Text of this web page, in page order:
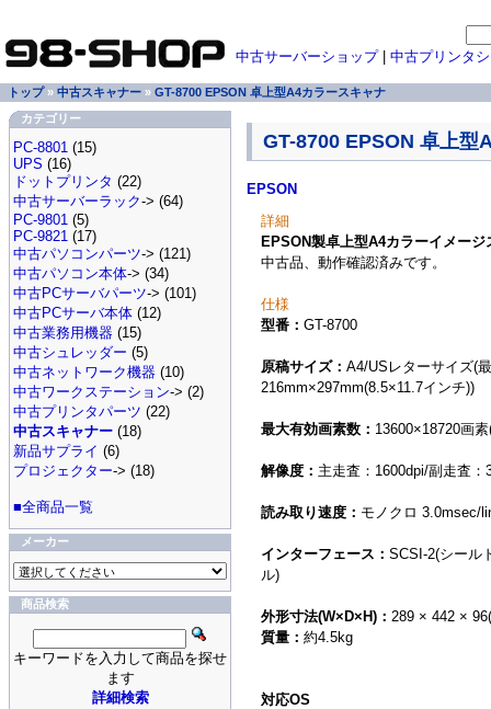
GT-8700 EPSON 卓上型
EPSON
詳細
EPSON製卓上型A4カラーイメージ
中古品、動作確認済みです。
仕様
型番： GT-8700
原稿サイズ： A4/USレターサイズ(
216mm×297mm(8.5×11.7インチ))
最大有効画素数： 13600×18720画
解像度： 主走査：1600dpi/副走査：
読み取り速度： モノクロ 3.0msec/
インターフェース： SCSI-2(シール
ル)
外形寸法(W×D×H)： 289 × 442 ×
質量： 約4.5kg
対応OS
中古サーバーショップ| 中古プリンタ
トップ» 中古スキャナー » GT-8700 EPSON 卓上型A4カラースキャナ
カテゴリー
PC-8801 (15)
UPS (16)
ドットプリンタ (22)
中古サーバーラック-> (64)
PC-9801 (5)
PC-9821 (17)
中古パソコンパーツ-> (121)
中古パソコン本体-> (34)
中古PCサーバパーツ-> (101)
中古PCサーバ本体 (12)
中古業務用機器 (15)
中古シュレッダー (5)
中古ネットワーク機器 (10)
中古ワークステーション-> (2)
中古プリンタパーツ (22)
中古スキャナー (18)
新品サプライ (6)
プロジェクター-> (18)
■全商品一覧
メーカー
商品検索
キーワードを入力して商品を探せ
ます
詳細検索